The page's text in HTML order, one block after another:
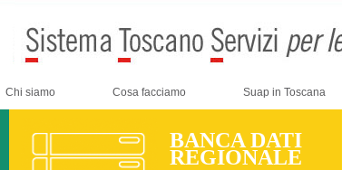
Chi siamo Cosa facciamo Suap in Toscana
BANCA DATI
REGIONALE